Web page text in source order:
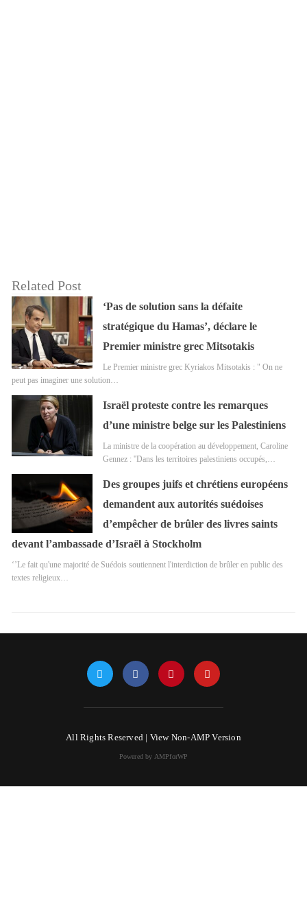
Related Post
‘Pas de solution sans la défaite
stratégique du Hamas’, déclare le
Premier ministre grec Mitsotakis
Le Premier ministre grec Kyriakos Mitsotakis : " On ne
peut pas imaginer une solution…
Israël proteste contre les remarques
d’une ministre belge sur les Palestiniens
La ministre de la coopération au développement, Caroline
Gennez : ''Dans les territoires palestiniens occupés,…
Des groupes juifs et chrétiens européens
demandent aux autorités suédoises
d’empêcher de brûler des livres saints
devant l’ambassade d’Israël à Stockholm
‘’Le fait qu'une majorité de Suédois soutiennent l'interdiction de brûler en public des
textes religieux…
All Rights Reserved | View Non-AMP Version
Powered by AMPforWP